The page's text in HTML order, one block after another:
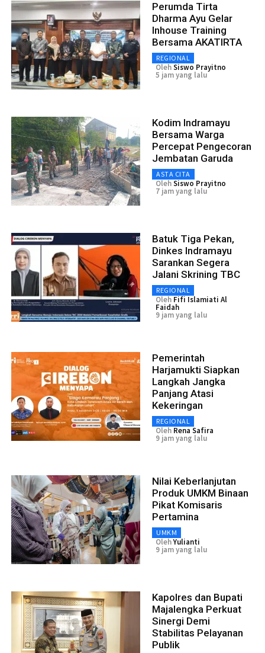
Perumda Tirta
Dharma Ayu Gelar
Inhouse Training
Bersama AKATIRTA
REGIONAL
OlehSiswo Prayitno
5 jam yang lalu
Kodim Indramayu
Bersama Warga
Percepat Pengecoran
Jembatan Garuda
ASTA CITA
OlehSiswo Prayitno
7 jam yang lalu
Batuk Tiga Pekan,
Dinkes Indramayu
Sarankan Segera
Jalani Skrining TBC
REGIONAL
Oleh Fifi Islamiati Al
Faidah
9 jam yang lalu
Pemerintah
Harjamukti Siapkan
Langkah Jangka
Panjang Atasi
Kekeringan
REGIONAL
Oleh Rena Safira
9 jam yang lalu
Nilai Keberlanjutan
Produk UMKM Binaan
Pikat Komisaris
Pertamina
UMKM
OlehYulianti
9 jam yang lalu
Kapolres dan Bupati
Majalengka Perkuat
Sinergi Demi
Stabilitas Pelayanan
Publik